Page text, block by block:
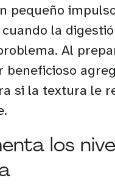
pequeño
la
Al
beneficioso
si la textura le
los